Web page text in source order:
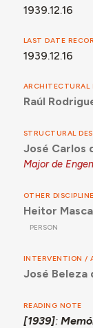
1939.12.16
LAST DATE
1939.12.16
ARCHITECTURAL
Raúl
STRUCTURAL
José Carlos
Major de
OTHER
Heitor
PERSON
INTERVENTION /
José Beleza
READING NOTE
[1939]: